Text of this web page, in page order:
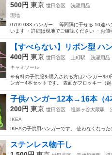
500円 東京 世田谷区
洗濯用品
現地
0709-033 ハンガー 等間隔に干せる 10連ハ
います ・詳細は現地でご確認ください ・お値
【すべらない】リボン型
400円 東京 世田谷区 上町駅
洗濯用品
キャミソール
※有料の子供服を購入される方はハンガーを
ンガー4本セットです。 表面がフロッキー（
子供ハンガー12本→16本（4
200円 東京 世田谷区 祖師ヶ谷大蔵駅
IKEA
IKEAの子供用ハンガーです。 使わなくなっ
ステンレス物干し